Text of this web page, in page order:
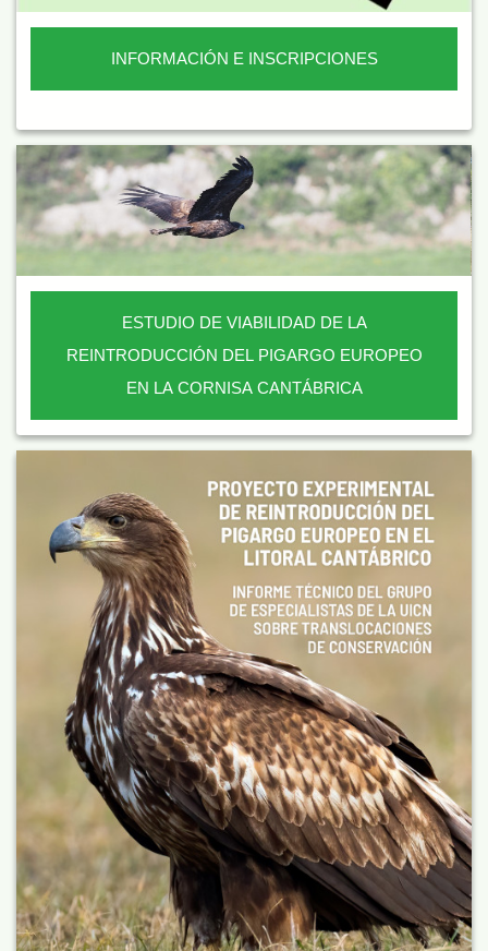
INFORMACIÓN E INSCRIPCIONES
ESTUDIO DE VIABILIDAD DE LA
REINTRODUCCIÓN DEL PIGARGO EUROPEO
EN LA CORNISA CANTÁBRICA